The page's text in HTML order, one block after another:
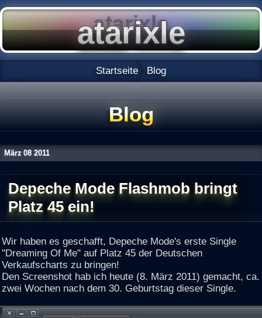
Startseite Blog
Blog
März 08 2011
Depeche Mode Flashmob bringt
Platz 45 ein!
Wir haben es geschafft, Depeche Mode's erste Single
"Dreaming Of Me" auf Platz 45 der Deutschen
Verkaufscharts zu bringen!
Den Screenshot hab ich heute (8. März 2011) gemacht, ca.
zwei Wochen nach dem 30. Geburtstag dieser Single.